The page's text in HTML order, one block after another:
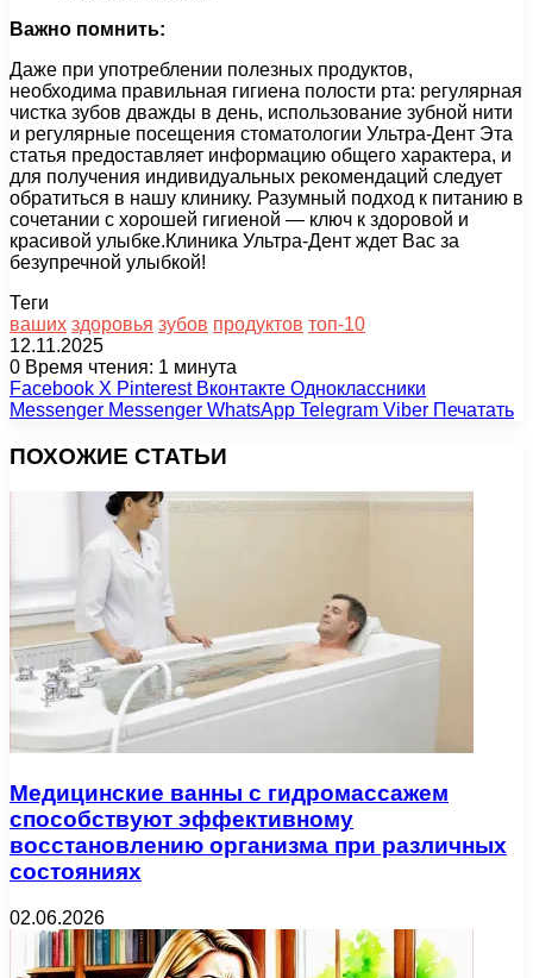
Важно помнить:
Даже при употреблении полезных продуктов,
необходима правильная гигиена полости рта: регулярная
чистка зубов дважды в день, использование зубной нити
и регулярные посещения стоматологии Ультра-Дент Эта
статья предоставляет информацию общего характера, и
для получения индивидуальных рекомендаций следует
обратиться в нашу клинику. Разумный подход к питанию в
сочетании с хорошей гигиеной — ключ к здоровой и
красивой улыбке.Клиника Ультра-Дент ждет Вас за
безупречной улыбкой!
Теги
ваших здоровья зубов продуктов топ-10
12.11.2025
0 Время чтения: 1 минута
Facebook X Pinterest Вконтакте Одноклассники
Messenger Messenger WhatsApp Telegram Viber Печатать
ПОХОЖИЕ СТАТЬИ
Медицинские ванны с гидромассажем
способствуют эффективному
восстановлению организма при различных
состояниях
02.06.2026